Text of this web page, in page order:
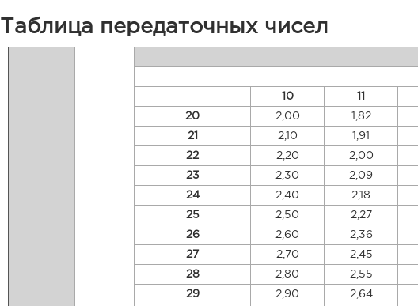
Таблица передаточных чисел
10 11
20 2,00 1,82
21 2,10 1,91
22 2,20 2,00
23 2,30 2,09
24 2,40 2,18
25 2,50 2,27
26 2,60 2,36
27 2,70 2,45
28 2,80 2,55
29 2,90 2,64